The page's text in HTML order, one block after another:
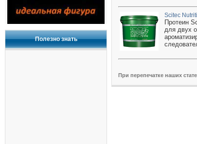
Полезно знать
Scitec
Протеин
для двух
При перепечатке наших